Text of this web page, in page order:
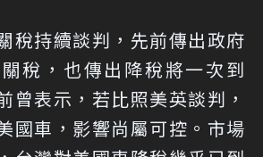
稅持續談判，先前傳出政府
稅，也傳出降稅將一次到
曾表示，若比照美英談判，
國車，影響尚屬可控。市場